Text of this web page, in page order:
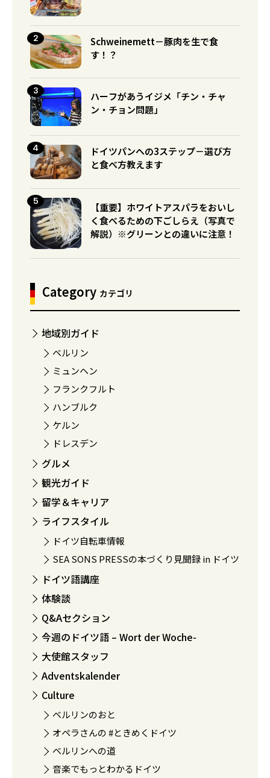
Schweinemett－豚肉を生で食
す！？
ハーフがあうイジメ「チン・チャ
ン・チョン問題」
ドイツパンへの3ステップ－選び方
と食べ方教えます
【重要】ホワイトアスパラをおいし
く食べるための下ごしらえ（写真で
解説）※グリーンとの違いに注意！
Category カテゴリ
地域別ガイド
ベルリン
ミュンヘン
フランクフルト
ハンブルク
ケルン
ドレスデン
グルメ
観光ガイド
留学＆キャリア
ライフスタイル
ドイツ自転車情報
SEA SONS PRESSの本づくり見聞録 in ドイツ
ドイツ語講座
体験談
Q&Aセクション
今週のドイツ語 – Wort der Woche-
大使館スタッフ
Adventskalender
Culture
ベルリンのおと
オペラさんの #ときめくドイツ
ベルリンへの道
音楽でもっとわかるドイツ